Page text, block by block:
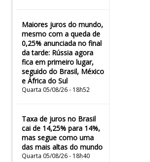
Maiores juros do mundo,
mesmo com a queda de
0,25% anunciada no final
da tarde: Rússia agora
fica em primeiro lugar,
seguido do Brasil, México
e África do Sul
Quarta 05/08/26 - 18h52
Taxa de juros no Brasil
cai de 14,25% para 14%,
mas segue como uma
das mais altas do mundo
Quarta 05/08/26 - 18h40